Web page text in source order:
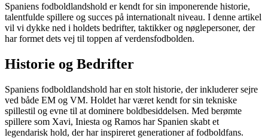
Spaniens fodboldlandshold er kendt for sin imponerende historie,
talentfulde spillere og succes på internationalt niveau. I denne artikel
vil vi dykke ned i holdets bedrifter, taktikker og nøglepersoner, der
har formet dets vej til toppen af verdensfodbolden.
Historie og Bedrifter
Spaniens fodboldlandshold har en stolt historie, der inkluderer sejre
ved både EM og VM. Holdet har været kendt for sin tekniske
spillestil og evne til at dominere boldbesiddelsen. Med berømte
spillere som Xavi, Iniesta og Ramos har Spanien skabt et
legendarisk hold, der har inspireret generationer af fodboldfans.